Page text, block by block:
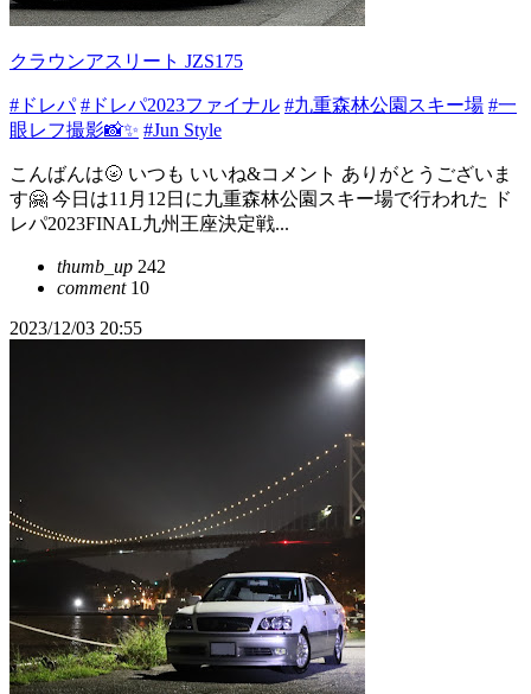
クラウンアスリート JZS175
#ドレパ #ドレパ2023ファイナル #九重森林公園スキー場 #一
眼レフ撮影📸✨️ #Jun Style
こんばんは🌝 いつも いいね&コメント ありがとうございま
す🤗 今日は11月12日に九重森林公園スキー場で行われた ド
レパ2023FINAL九州王座決定戦...
thumb_up 242
comment10
2023/12/03 20:55